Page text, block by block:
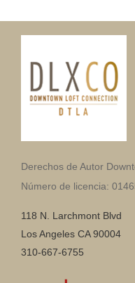
Derechos de Autor
Número de licencia:
118 N. Larchmont Blvd
Los Angeles CA 90004
310-667-6755